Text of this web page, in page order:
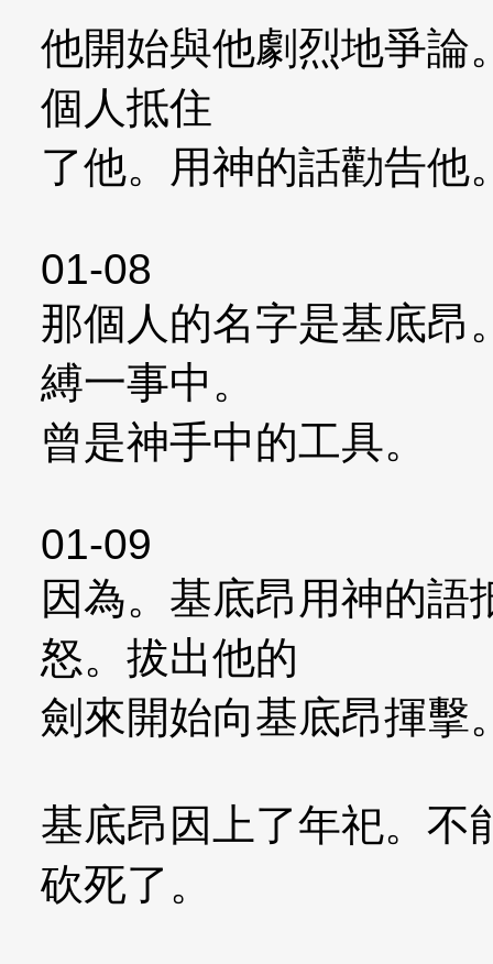
他開始與他劇烈地爭論
個人抵住
了他。用神的話勸告他
01-08
那個人的名字是基底昂
縛一事中。
曾是神手中的工具。
01-09
因為。基底昂用神的語
怒。拔出他的
劍來開始向基底昂揮擊
基底昂因上了年祀。不
砍死了。